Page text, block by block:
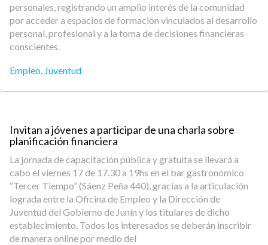
personales, registrando un amplio interés de la comunidad
por acceder a espacios de formación vinculados al desarrollo
personal, profesional y a la toma de decisiones financieras
conscientes.
Empleo, Juventud
Invitan a jóvenes a participar de una charla sobre
planificación financiera
La jornada de capacitación pública y gratuita se llevará a
cabo el viernes 17 de 17.30 a 19hs en el bar gastronómico
“Tercer Tiempo” (Sáenz Peña 440), gracias a la articulación
lograda entre la Oficina de Empleo y la Dirección de
Juventud del Gobierno de Junín y los titulares de dicho
establecimiento. Todos los interesados se deberán inscribir
de manera online por medio del